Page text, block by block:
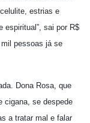
estrias e
espiritual”, sai por R$
pessoas já se
Dona Rosa, que
cigana, se despede
a tratar mal e falar